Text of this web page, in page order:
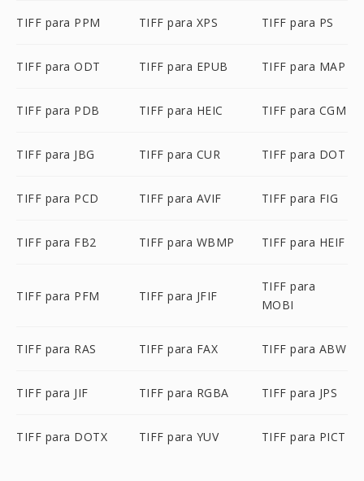
TIFF para PPM TIFF para XPS TIFF para PS
TIFF para ODT TIFF para EPUB TIFF para MAP
TIFF para PDB TIFF para HEIC TIFF para CGM
TIFF para JBG TIFF para CUR TIFF para DOT
TIFF para PCD TIFF para AVIF TIFF para FIG
TIFF para FB2 TIFF para WBMP TIFF para HEIF
TIFF para PFM TIFF para JFIF
TIFF para
MOBI
TIFF para RAS TIFF para FAX TIFF para ABW
TIFF para JIF TIFF para RGBA TIFF para JPS
TIFF para DOTX TIFF para YUV TIFF para PICT